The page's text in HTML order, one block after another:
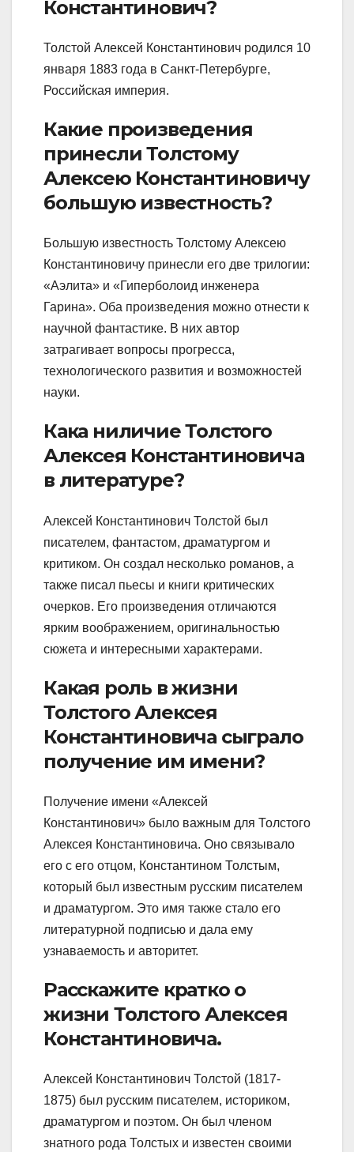
Константинович?
Толстой Алексей Константинович родился 10
января 1883 года в Санкт-Петербурге,
Российская империя.
Какие произведения
принесли Толстому
Алексею Константиновичу
большую известность?
Большую известность Толстому Алексею
Константиновичу принесли его две трилогии:
«Аэлита» и «Гиперболоид инженера
Гарина». Оба произведения можно отнести к
научной фантастике. В них автор
затрагивает вопросы прогресса,
технологического развития и возможностей
науки.
Кака ниличие Толстого
Алексея Константиновича
в литературе?
Алексей Константинович Толстой был
писателем, фантастом, драматургом и
критиком. Он создал несколько романов, а
также писал пьесы и книги критических
очерков. Его произведения отличаются
ярким воображением, оригинальностью
сюжета и интересными характерами.
Какая роль в жизни
Толстого Алексея
Константиновича сыграло
получение им имени?
Получение имени «Алексей
Константинович» было важным для Толстого
Алексея Константиновича. Оно связывало
его с его отцом, Константином Толстым,
который был известным русским писателем
и драматургом. Это имя также стало его
литературной подписью и дала ему
узнаваемость и авторитет.
Расскажите кратко о
жизни Толстого Алексея
Константиновича.
Алексей Константинович Толстой (1817-
1875) был русским писателем, историком,
драматургом и поэтом. Он был членом
знатного рода Толстых и известен своими